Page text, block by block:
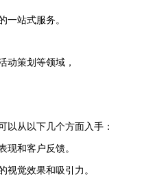
一站式服务。
动策划等领域，
以从以下几个方面入手：
现和客户反馈。
视觉效果和吸引力。